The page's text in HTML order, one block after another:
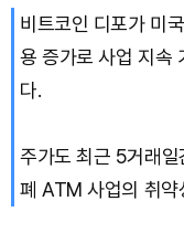
Bitcoin (BTC)
비트코인 디포가 미
용 증가로 사업 지속
다.
주가도 최근 5거래
폐 ATM 사업의 취약